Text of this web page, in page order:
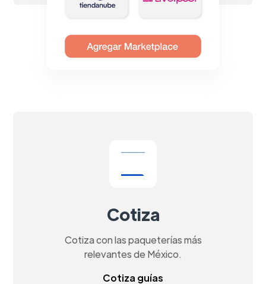
Cotiza
Cotiza con las paqueterías más
relevantes de México.
Cotiza guías